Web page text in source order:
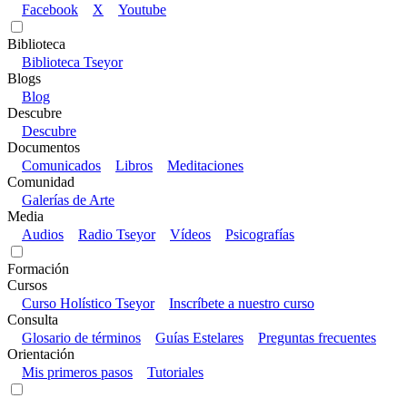
Facebook
X Youtube
Biblioteca
Biblioteca Tseyor
Blogs
Blog
Descubre
Descubre
Documentos
Comunicados
Libros
Meditaciones
Comunidad
Galerías de Arte
Media
Audios
Radio Tseyor Vídeos Psicografías
Formación
Cursos
Curso Holístico Tseyor
Inscríbete a nuestro curso
Consulta
Glosario de términos
Guías Estelares
Preguntas frecuentes
Orientación
Mis primeros pasos
Tutoriales